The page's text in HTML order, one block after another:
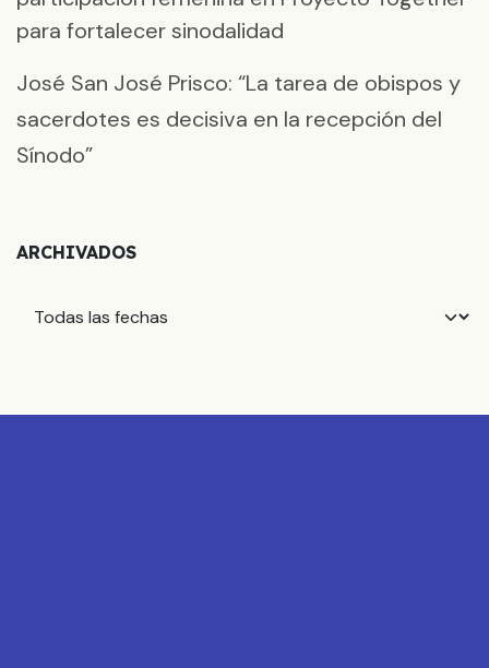
para fortalecer sinodalidad
José San José Prisco: “La tarea de obispos y
sacerdotes es decisiva en la recepción del
Sínodo”
ARCHIVADOS